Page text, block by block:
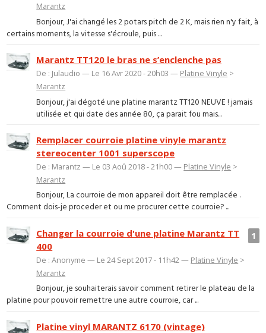
Marantz
Bonjour, J'ai changé les 2 potars pitch de 2 K, mais rien n'y fait, à
certains moments, la vitesse s'écroule, puis ...
Marantz TT120 le bras ne s’enclenche pas
De : Julaudio — Le 16 Avr 2020 - 20h03 — Platine Vinyle >
Marantz
Bonjour, j'ai dégoté une platine marantz TT120 NEUVE ! jamais
utilisée et qui date des année 80, ça parait fou mais...
Remplacer courroie platine vinyle marantz
stereocenter 1001 superscope
De : Marantz — Le 03 Aoû 2018 - 21h00 — Platine Vinyle >
Marantz
Bonjour, La courroie de mon appareil doit être remplacée .
Comment dois-je proceder et ou me procurer cette courroie? ...
1
Changer la courroie d'une platine Marantz TT
400
De : Anonyme — Le 24 Sept 2017 - 11h42 — Platine Vinyle >
Marantz
Bonjour, je souhaiterais savoir comment retirer le plateau de la
platine pour pouvoir remettre une autre courroie, car ...
Platine vinyl MARANTZ 6170 (vintage)